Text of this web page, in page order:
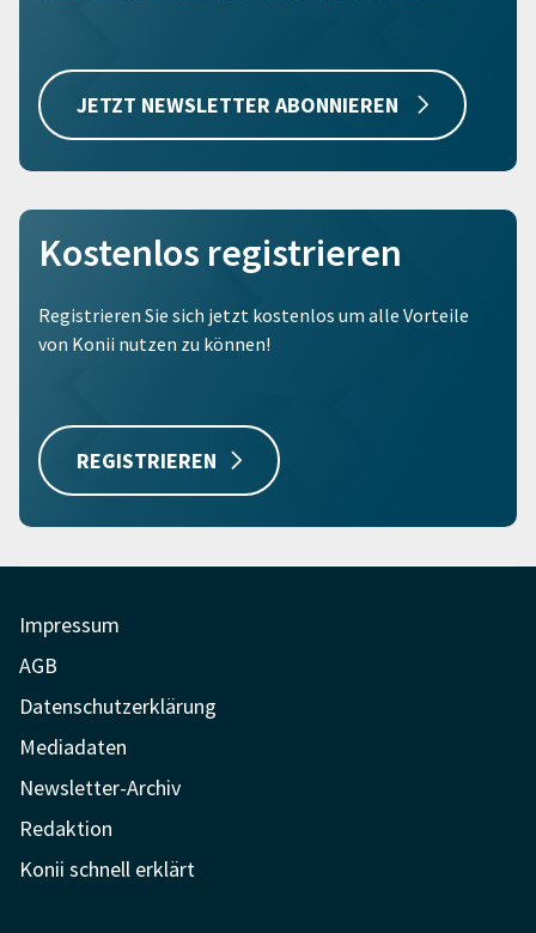
JETZT NEWSLETTER ABONNIEREN
Kostenlos registrieren
Registrieren Sie sich jetzt kostenlos um alle Vorteile
von Konii nutzen zu können!
REGISTRIEREN
Impressum
AGB
Datenschutzerklärung
Mediadaten
Newsletter-Archiv
Redaktion
Konii schnell erklärt